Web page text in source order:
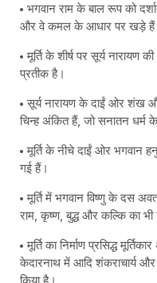
भगवान राम के बाल रूप को
और वे कमल के आधार पर खड़े
मूर्ति के शीर्ष पर सूर्य नारायण
प्रतीक है।
सूर्य नारायण के दाईं ओर
चिन्ह अंकित हैं, जो सनातन धर्म
मूर्ति के नीचे दाईं ओर भगवान
गई हैं।
मूर्ति में भगवान विष्णु के दस
राम, कृष्ण, बुद्ध और कल्कि का भी
मूर्ति का निर्माण प्रसिद्ध
केदारनाथ में आदि शंकराचार्य और